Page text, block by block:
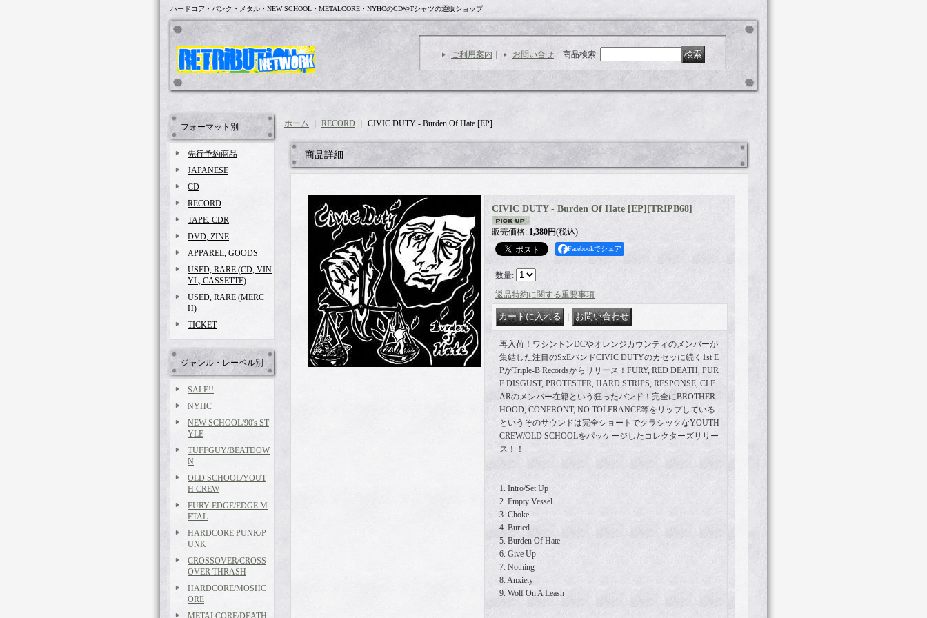
ハードコア・パンク・メタル・NEW SCHOOL・METALCORE・NYHCのCDやTシャツの通販ショップ
ご利用案内 お問い合せ 商品検索:
フォーマット別
先行予約商品
JAPANESE
CD
RECORD
TAPE. CDR
DVD, ZINE
APPAREL, GOODS
USED, RARE (CD, VIN
YL, CASSETTE)
USED, RARE (MERC
H)
TICKET
ジャンル・レーベル別
SALE!!
NYHC
NEW SCHOOL/90's ST
YLE
TUFFGUY/BEATDOW
N
OLD SCHOOL/YOUT
H CREW
FURY EDGE/EDGE M
ETAL
HARDCORE PUNK/P
UNK
CROSSOVER/CROSS
OVER THRASH
HARDCORE/MOSHC
ORE
METALCORE/DEATH
ホーム RECORD CIVIC DUTY - Burden Of Hate [EP]
商品詳細
CIVIC DUTY - Burden Of Hate [EP] [TRIPB68]
販売価格: 1,380円(税込)
Facebookでシェア
数量:
返品特約に関する重要事項
再入荷！ワシントンDCやオレンジカウンティのメンバーが
集結した注目のSxEバンドCIVIC DUTYのカセッに続く1st E
PがTriple-B Recordsからリリース！FURY, RED DEATH, PUR
E DISGUST, PROTESTER, HARD STRIPS, RESPONSE, CLE
ARのメンバー在籍という狂ったバンド！完全にBROTHER
HOOD, CONFRONT, NO TOLERANCE等をリップしている
というそのサウンドは完全ショートでクラシックなYOUTH
CREW/OLD SCHOOLをパッケージしたコレクターズリリー
ス！！
1. Intro/Set Up
2. Empty Vessel
3. Choke
4. Buried
5. Burden Of Hate
6. Give Up
7. Nothing
8. Anxiety
9. Wolf On A Leash